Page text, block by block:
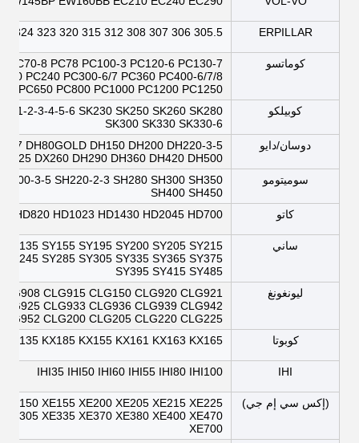
ERPILLAR
305.5 306 307 308 312 315 320 323 324 325 326 330 336 345 349 365 374 390
كوماتسو
PC70-8 PC78 PC100-3 PC120-6 PC130-7
PC240 PC300-6/7 PC360 PC400-6/7/8
3 PC650 PC800 PC1000 PC1200 PC1250
كوبيلكو
1-2-3-4-5-6 SK230 SK250 SK260 SK280
SK300 SK330 SK330-6
دوسان/دايو
7 DH80GOLD DH150 DH200 DH220-3-5
DX260 DH290 DH360 DH420 DH500
سوميتومو
3-5 SH220-2-3 SH280 SH300 SH350
SH400 SH450
كاتو
HD820 HD1023 HD1430 HD2045 HD700
ساني
SY155 SY195 SY200 SY205 SY215
SY245 SY285 SY305 SY335 SY365 SY375
SY395 SY415 SY485
ليونغونغ
CLG915 CLG150 CLG920 CLG921
CLG933 CLG936 CLG939 CLG942
CLG200 CLG205 CLG220 CLG225
كوبوتا
KX135 KX185 KX155 KX161 KX163 KX165
IHI
IHI35 IHI50 IHI60 IHI55 IHI80 IHI100
(إكس سي إم جي)
XE155 XE200 XE205 XE215 XE225
XE305 XE335 XE370 XE380 XE400 XE470
XE700